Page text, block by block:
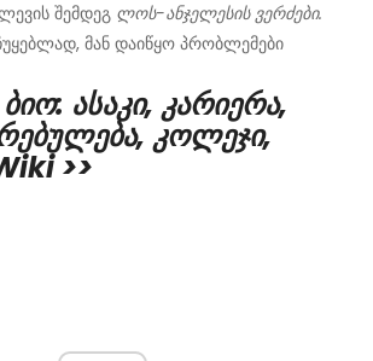
შემდეგ ლოს-ანჯელესის ვერძები.
მან დაიწყო პრობლემები
ასაკი, კარიერა,
კოლეჯი,
>>